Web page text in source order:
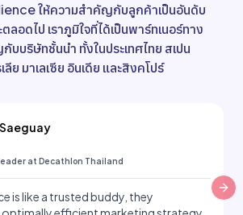
ให้ความสำคัญกับลูกค้าเป็นอันดับ
ลอดไป เราภูมิใจที่ได้เป็นพาร์ทเนอร์ทาง
บริษัทชั้นนำ ทั้งในประเทศไทย สเปน
ลีย มาเลเซีย อินเดีย และสิงคโปร์
at Decathlon Thailand
is like a trusted buddy, they